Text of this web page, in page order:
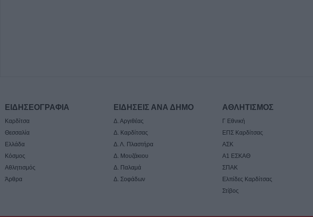
ΕΙΔΗΣΕΟΓΡΑΦΙΑ
Καρδίτσα
Θεσσαλία
Ελλάδα
Κόσμος
Αθλητισμός
Άρθρα
ΕΙΔΗΣΕΙΣ ΑΝΑ ΔΗΜΟ
Δ. Αργιθέας
Δ. Καρδίτσας
Δ. Λ. Πλαστήρα
Δ. Μουζάκιου
Δ. Παλαμά
Δ. Σοφάδων
ΑΘΛΗΤΙΣΜΟΣ
Γ Εθνική
ΕΠΣ Καρδίτσας
ΑΣΚ
Α1 ΕΣΚΑΘ
ΣΠΑΚ
Ελπίδες Καρδίτσας
Στίβος